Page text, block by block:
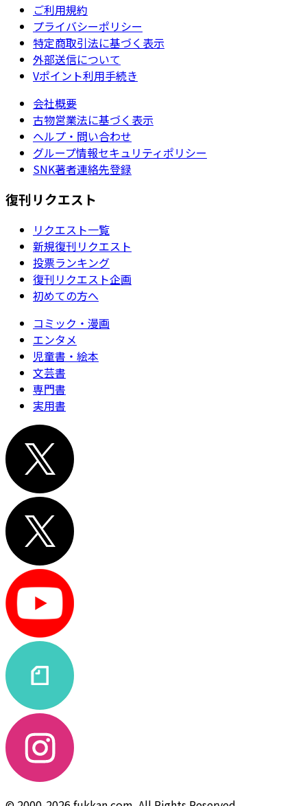
ご利用規約
プライバシーポリシー
特定商取引法に基づく表示
外部送信について
Vポイント利用手続き
会社概要
古物営業法に基づく表示
ヘルプ・問い合わせ
グループ情報セキュリティポリシー
SNK著者連絡先登録
復刊リクエスト
リクエスト一覧
新規復刊リクエスト
投票ランキング
復刊リクエスト企画
初めての方へ
コミック・漫画
エンタメ
児童書・絵本
文芸書
専門書
実用書